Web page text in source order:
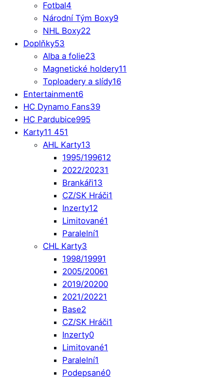
Fotbal4
Národní Tým Boxy9
NHL Boxy22
Doplňky53
Alba a folie23
Magnetické holdery11
Toploadery a slídy16
Entertainment6
HC Dynamo Fans39
HC Pardubice995
Karty11 451
AHL Karty13
1995/199612
2022/20231
Brankáři13
CZ/SK Hráči1
Inzerty12
Limitované1
Paralelní1
CHL Karty3
1998/19991
2005/20061
2019/20200
2021/20221
Base2
CZ/SK Hráči1
Inzerty0
Limitované1
Paralelní1
Podepsané0